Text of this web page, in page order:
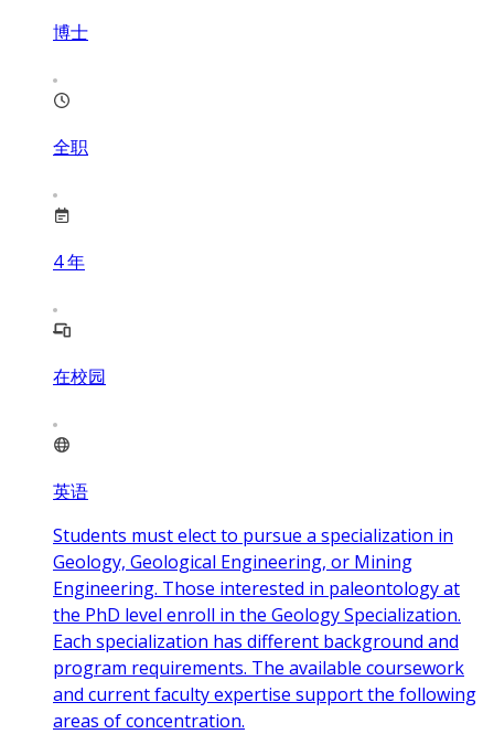
博士
全职
4年
在校园
英语
Students must elect to pursue a specialization in
Geology, Geological Engineering, or Mining
Engineering. Those interested in paleontology at
the PhD level enroll in the Geology Specialization.
Each specialization has different background and
program requirements. The available coursework
and current faculty expertise support the following
areas of concentration.